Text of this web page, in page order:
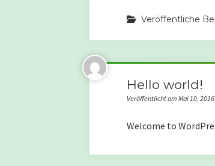
Veröffentliche
Hello world!
Veröffentlicht am Mai 10,
Welcome to